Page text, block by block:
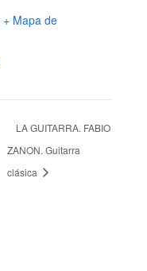
+ Mapa de
LA GUITARRA. FABIO
ZANON. Guitarra
clásica